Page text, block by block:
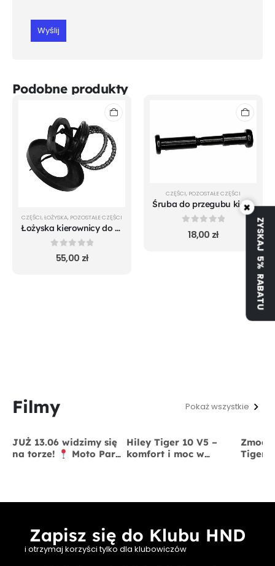
Podobne produkty
CZĘŚCI ŁOŻYSKA POZOSTAŁE CZĘŚCI
Łożyska kierownicy do Xiaomi m365 Pro Mi 1S Pro 2 Essential
out of 5
55,00 zł
CZĘŚCI, POZOSTAŁE CZĘŚCI
Śruba do przegubu kierownicy Xiaomi M365
out of 5
18,00 zł
Filmy Pokaż wszystkie
JUŻ 13.06 widzimy się
na torze!
Moto Park
Hiley Tiger 10 V5 –
komfort i moc w
Tiger
Zapisz się do Klubu HND
i otrzymaj korzyści tylko dla klubowiczów
×
ZYSKAJ 5% RABATU